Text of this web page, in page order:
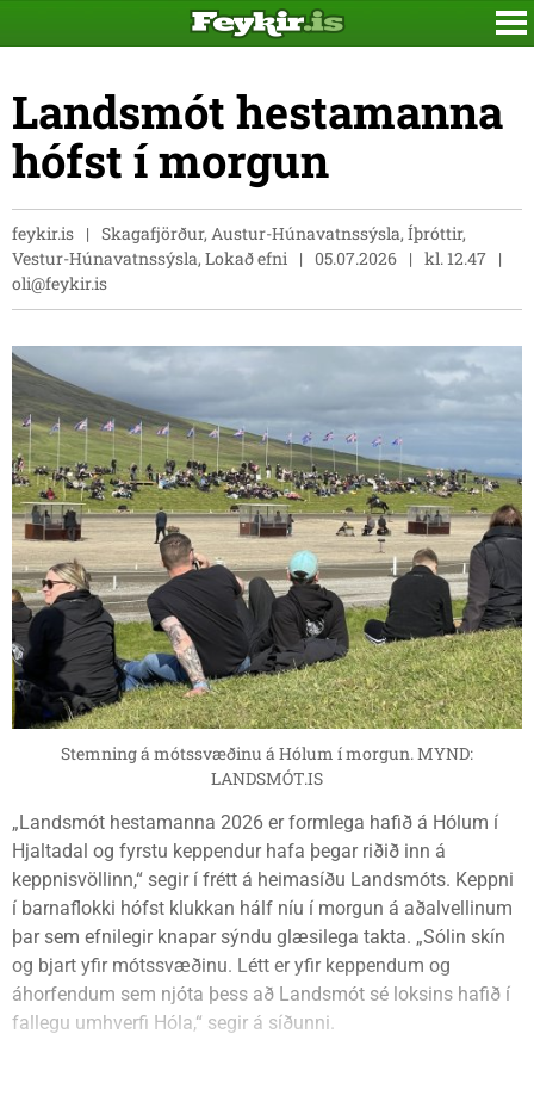
Landsmót hestamanna
hófst í morgun
feykir.is
Skagafjörður, Austur-Húnavatnssýsla, Íþróttir,
Vestur-Húnavatnssýsla, Lokað efni
05.07.2026
kl. 12.47
oli@feykir.is
Stemning á mótssvæðinu á Hólum í morgun. MYND:
LANDSMÓT.IS
„Landsmót hestamanna 2026 er formlega hafið á Hólum í
Hjaltadal og fyrstu keppendur hafa þegar riðið inn á
keppnisvöllinn,“ segir í frétt á heimasíðu Landsmóts. Keppni
í barnaflokki hófst klukkan hálf níu í morgun á aðalvellinum
þar sem efnilegir knapar sýndu glæsilega takta. „Sólin skín
og bjart yfir mótssvæðinu. Létt er yfir keppendum og
áhorfendum sem njóta þess að Landsmót sé loksins hafið í
fallegu umhverfi Hóla,“ segir á síðunni.